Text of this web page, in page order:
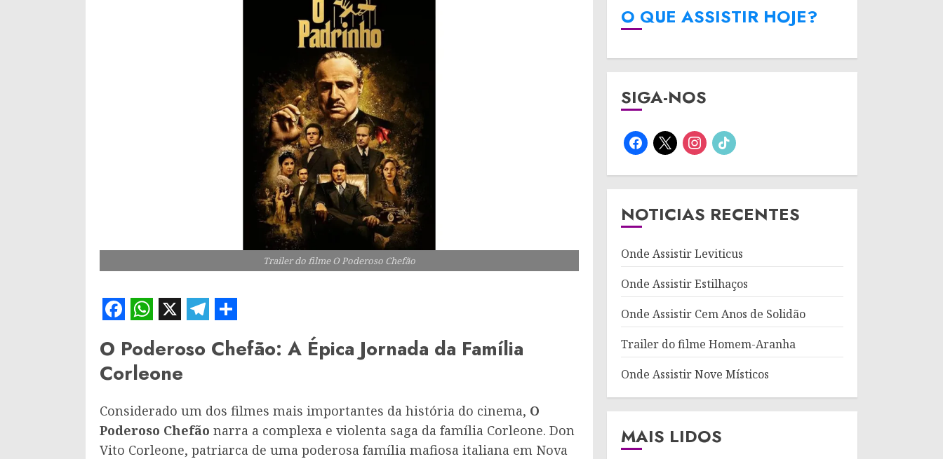
Trailer do filme O Poderoso Chefão
FacebookWhatsAppTelegram
Share
O Poderoso Chefão: A Épica Jornada da Família
Corleone
Considerado um dos filmes mais importantes da história do cinema, O
Poderoso Chefão narra a complexa e violenta saga da família Corleone. Don
Vito Corleone, patriarca de uma poderosa família mafiosa italiana em Nova
O QUE ASSISTIR HOJE?
SIGA-NOS
facebook
x instagram
tiktok
NOTICIAS RECENTES
Onde Assistir Leviticus
Onde Assistir Estilhaços
Onde Assistir Cem Anos de Solidão
Trailer do filme Homem-Aranha
Onde Assistir Nove Místicos
MAIS LIDOS